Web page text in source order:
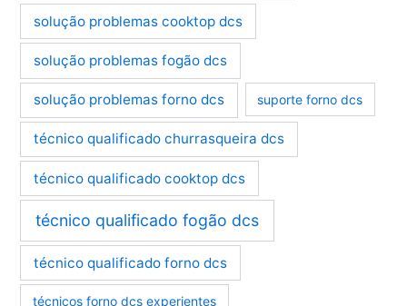
solução problemas cooktop dcs
solução problemas fogão dcs
solução problemas forno dcs suporte forno dcs
técnico qualificado churrasqueira dcs
técnico qualificado cooktop dcs
técnico qualificado fogão dcs
técnico qualificado forno dcs
técnicos forno dcs experientes